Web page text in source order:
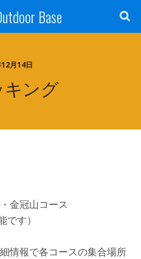
Base
月14日
キング
金冠山コース
す）
情報で各コースの集合場所